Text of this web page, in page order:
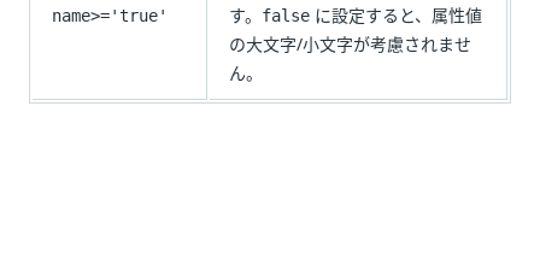
name>='true'
す。
false に設定すると、属性値
の大文字/小文字が考慮されませ
ん。